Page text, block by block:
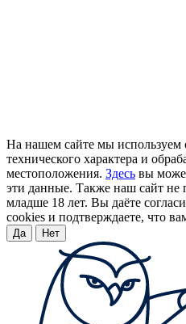
На нашем сайте мы используем
технического характера и
местоположения. Здесь вы
эти данные. Также наш сайт не
младше 18 лет. Вы даёте
cookies и подтверждаете, что
Да Нет